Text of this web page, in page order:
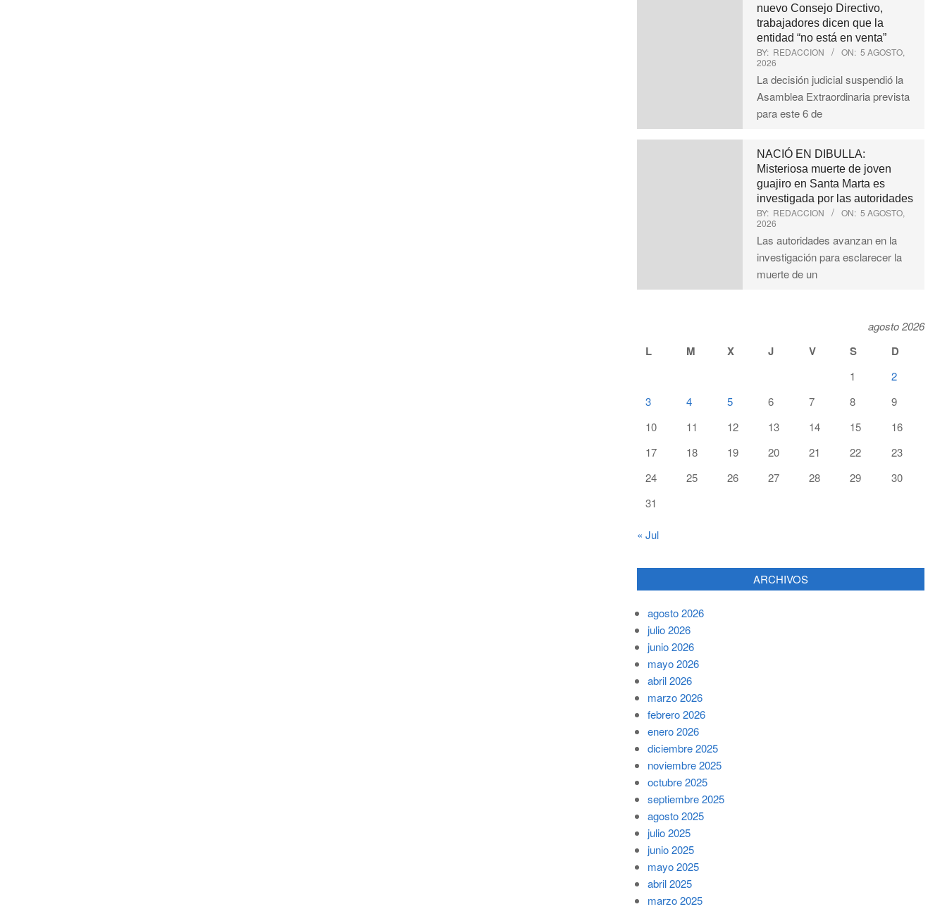
nuevo Consejo Directivo,
trabajadores dicen que la
entidad “no está en venta”
BY: REDACCION ON: 5 AGOSTO,
2026
La decisión judicial suspendió la
Asamblea Extraordinaria prevista
para este 6 de
NACIÓ EN DIBULLA:
Misteriosa muerte de joven
guajiro en Santa Marta es
investigada por las autoridades
BY: REDACCION ON: 5 AGOSTO,
2026
Las autoridades avanzan en la
investigación para esclarecer la
muerte de un
agosto 2026
L M X J V S D
1
2
3
4 5 6 7 8
9
10
11 12 13 14 15
16
17
18 19 20 21 22
23
24
25 26 27 28 29
30
31
« Jul
ARCHIVOS
agosto 2026
julio 2026
junio 2026
mayo 2026
abril 2026
marzo 2026
febrero 2026
enero 2026
diciembre 2025
noviembre 2025
octubre 2025
septiembre 2025
agosto 2025
julio 2025
junio 2025
mayo 2025
abril 2025
marzo 2025